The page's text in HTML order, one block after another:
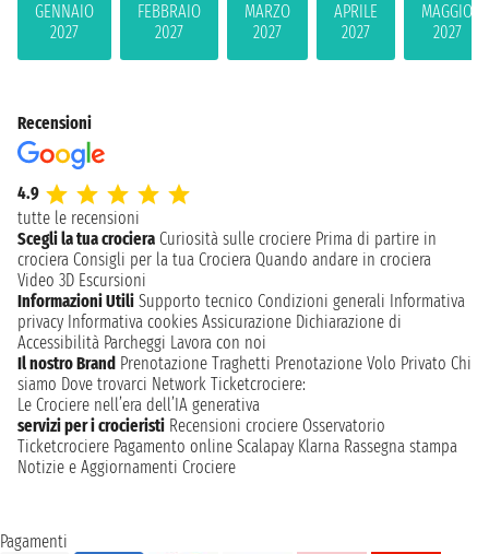
GENNAIO
2027
FEBBRAIO
2027
MARZO
2027
APRILE
2027
MAGGIO
2027
Recensioni
4.9
tutte le recensioni
Scegli la tua crociera Curiosità sulle crociere Prima di partire in
crociera Consigli per la tua Crociera Quando andare in crociera
Video 3D Escursioni
Informazioni Utili Supporto tecnico Condizioni generali Informativa
privacy Informativa cookies Assicurazione Dichiarazione di
Accessibilità Parcheggi Lavora con noi
Il nostro Brand Prenotazione Traghetti Prenotazione Volo Privato Chi
siamo Dove trovarci Network Ticketcrociere:
Le Crociere nell’era dell’IA generativa
servizi per i crocieristi Recensioni crociere Osservatorio
Ticketcrociere Pagamento online Scalapay Klarna Rassegna stampa
Notizie e Aggiornamenti Crociere
Pagamenti